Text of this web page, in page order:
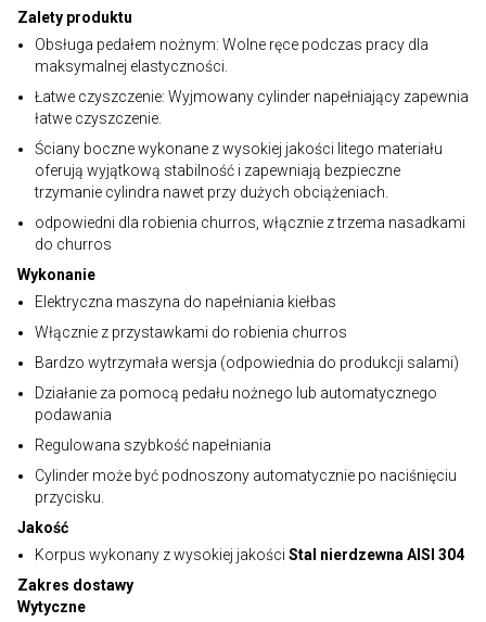
Zalety produktu
Obsługa pedałem nożnym: Wolne ręce podczas pracy dla
maksymalnej elastyczności.
Łatwe czyszczenie: Wyjmowany cylinder napełniający zapewnia
łatwe czyszczenie.
Ściany boczne wykonane z wysokiej jakości litego materiału
oferują wyjątkową stabilność i zapewniają bezpieczne
trzymanie cylindra nawet przy dużych obciążeniach.
odpowiedni dla robienia churros, włącznie z trzema nasadkami
do churros
Wykonanie
Elektryczna maszyna do napełniania kiełbas
Włącznie z przystawkami do robienia churros
Bardzo wytrzymała wersja (odpowiednia do produkcji salami)
Działanie za pomocą pedału nożnego lub automatycznego
podawania
Regulowana szybkość napełniania
Cylinder może być podnoszony automatycznie po naciśnięciu
przycisku.
Jakość
Korpus wykonany z wysokiej jakości Stal nierdzewna AISI 304
Zakres dostawy
Wytyczne